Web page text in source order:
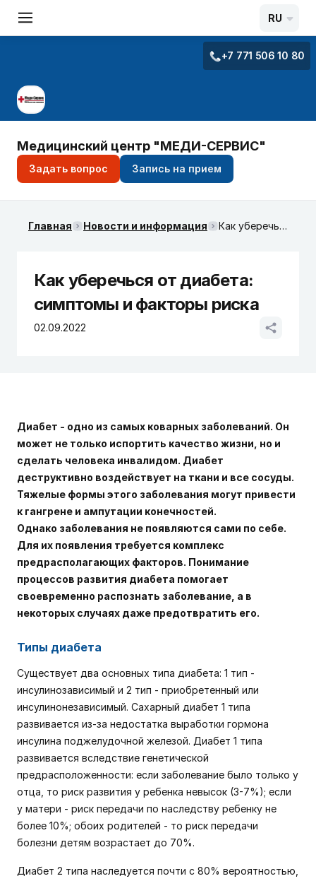
RU
+7 771 506 10 80
Медицинский центр "МЕДИ-СЕРВИС"
Задать вопрос Запись на прием
Главная Новости и информация Как уберечься от диабета: симптомы и факторы риска
Как уберечься от диабета:
симптомы и факторы риска
02.09.2022
Диабет - одно из самых коварных заболеваний. Он
может не только испортить качество жизни, но и
сделать человека инвалидом. Диабет
деструктивно воздействует на ткани и все сосуды.
Тяжелые формы этого заболевания могут привести
к гангрене и ампутации конечностей.
Однако заболевания не появляются сами по себе.
Для их появления требуется комплекс
предрасполагающих факторов. Понимание
процессов развития диабета помогает
своевременно распознать заболевание, а в
некоторых случаях даже предотвратить его.
Типы диабета
Существует два основных типа диабета: 1 тип -
инсулинозависимый и 2 тип - приобретенный или
инсулинонезависимый. Сахарный диабет 1 типа
развивается из-за недостатка выработки гормона
инсулина поджелудочной железой. Диабет 1 типа
развивается вследствие генетической
предрасположенности: если заболевание было только у
отца, то риск развития у ребенка невысок (3-7%); если
у матери - риск передачи по наследству ребенку не
более 10%; обоих родителей - то риск передачи
болезни детям возрастает до 70%.
Диабет 2 типа наследуется почти с 80% вероятностью,